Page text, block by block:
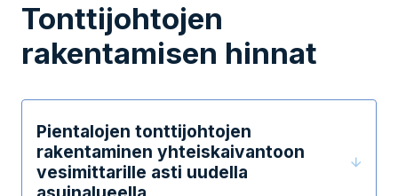
Tonttijohtojen
rakentamisen hinnat
Pientalojen tonttijohtojen
rakentaminen yhteiskaivantoon
vesimittarille asti uudella